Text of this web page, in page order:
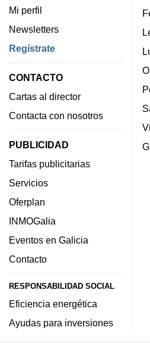
Mi perfil
Newsletters
Regístrate
CONTACTO
Cartas al director
Contacta con nosotros
PUBLICIDAD
Tarifas publicitarias
Servicios
Oferplan
INMOGalia
Eventos en Galicia
Contacto
RESPONSABILIDAD SOCIAL
Eficiencia energética
Ayudas para inversiones